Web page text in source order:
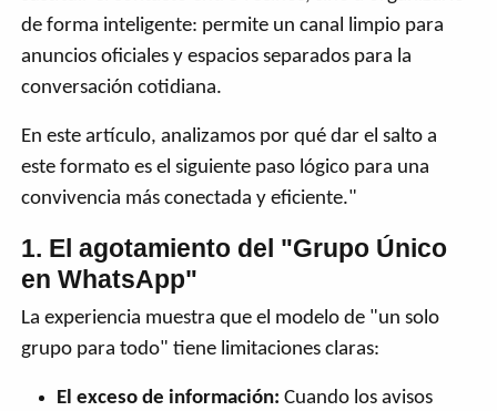
de forma inteligente: permite un canal limpio para
anuncios oficiales y espacios separados para la
conversación cotidiana.
En este artículo, analizamos por qué dar el salto a
este formato es el siguiente paso lógico para una
convivencia más conectada y eficiente."
1. El agotamiento del "Grupo Único
en WhatsApp"
La experiencia muestra que el modelo de "un solo
grupo para todo" tiene limitaciones claras:
El exceso de información: Cuando los avisos